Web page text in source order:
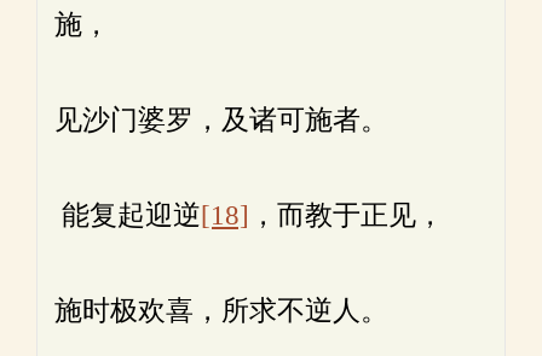
施，
见沙门婆罗，及诸可施者。
能复起迎逆[18] ，而教于正见，
施时极欢喜，所求不逆人。